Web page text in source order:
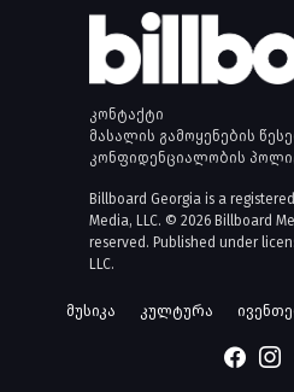
კონტაქტი
მასალის გამოყენების
კონფიდენციალობის
Billboard Georgia is a
Media, LLC. © 2026 Billboard
reserved. Published under
LLC.
მუსიკა კულტურა